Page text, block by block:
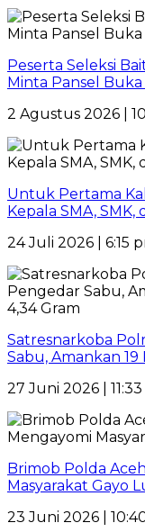
Peserta Seleksi
Minta Pansel Buka
2 Agustus 2026 |
Untuk Pertama
Kepala SMA, SMK,
24 Juli 2026 | 6:15
Satresnarkoba
Sabu, Amankan
27 Juni 2026 |
Brimob Polda
Masyarakat Gayo
23 Juni 2026 |